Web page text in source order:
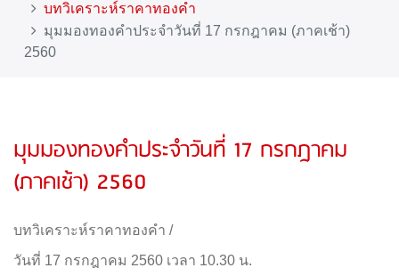
บทวิเคราะห์ราคาทองคำ
มุมมองทองคำประจำวันที่ 17 กรกฎาคม (ภาคเช้า)
2560
มุมมองทองคำประจำวันที่ 17 กรกฎาคม
(ภาคเช้า) 2560
บทวิเคราะห์ราคาทองคำ /
วันที่ 17 กรกฎาคม 2560 เวลา 10.30 น.